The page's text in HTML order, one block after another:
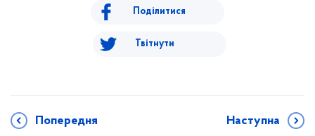
Поділитися
Твітнути
Попередня Наступна